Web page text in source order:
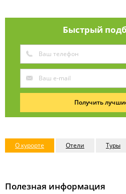
Быстрый
Получить
О курорте Отели Туры
Полезная информация